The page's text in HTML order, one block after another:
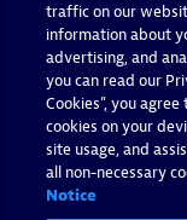
traffic on our
information about
advertising, and
you can read our
Cookies”, you
cookies on your
site usage, and
all non-necessary
Notice